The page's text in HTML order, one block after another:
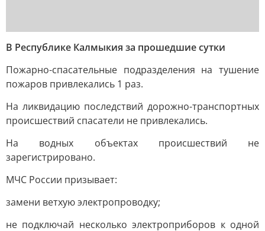
В Республике Калмыкия за прошедшие сутки
Пожарно-спасательные подразделения на тушение
пожаров привлекались 1 раз.
На ликвидацию последствий дорожно-транспортных
происшествий спасатели не привлекались.
На водных объектах происшествий не
зарегистрировано.
МЧС России призывает:
замени ветхую электропроводку;
не подключай несколько электроприборов к одной